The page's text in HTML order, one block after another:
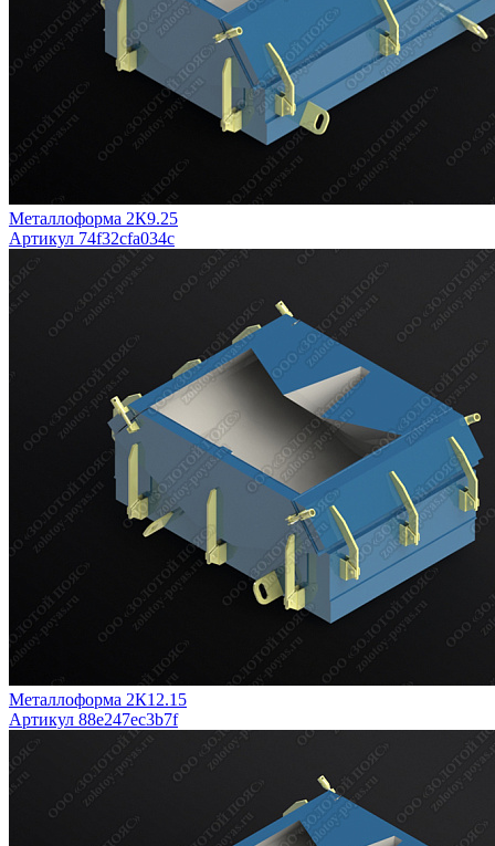
Металлоформа 2К9.25
Артикул 74f32cfa034c
Металлоформа 2К12.15
Артикул 88e247ec3b7f